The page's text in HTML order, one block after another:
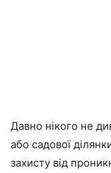
Давно нікого не
або садової
захисту від